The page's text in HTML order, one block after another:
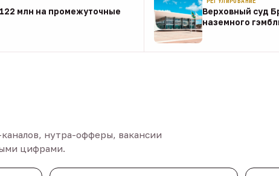
млн на промежуточные
Верховный суд
наземного
07 авг
каналов, нутра-офферы, вакансии
цифрами.